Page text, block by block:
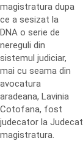
magistratura dupa
ce a sesizat la
DNA o serie de
nereguli din
sistemul judiciar,
mai cu seama din
avocatura
aradeana, Lavinia
Cotofana, fost
judecator la
magistratura.